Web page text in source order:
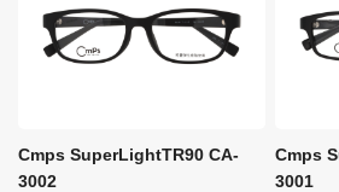
Cmps SuperLightTR90 CA-
3002
Cmps
3001